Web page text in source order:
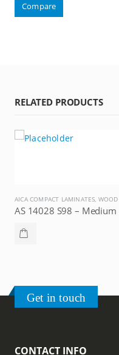
Compare
RELATED PRODUCTS
AICA COMPACT LAMINATES, WOOD GRAINS
Get in touch
CONTACT INFO